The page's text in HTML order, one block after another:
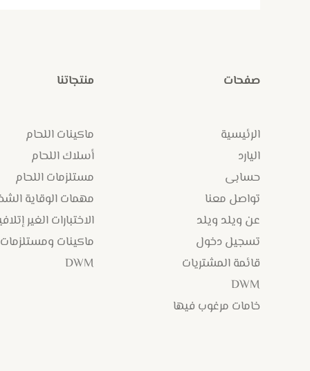
صفحات
الرئيسية
اليارد
حسابى
تواصل معنا
عن ويلد ويلد
تسجيل دخول
قائمة المشتريات
DWM
خامات مرغوب فيها
منتجاتنا
ماكينات اللحام
أسلاك اللحام
مستلزمات اللحام
مهمات الوقاية
الاختبارات الغير
ماكينات
DWM